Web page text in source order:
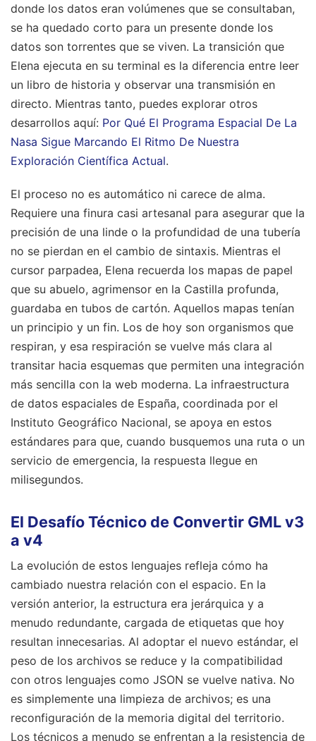
donde los datos eran volúmenes que se consultaban,
se ha quedado corto para un presente donde los
datos son torrentes que se viven. La transición que
Elena ejecuta en su terminal es la diferencia entre leer
un libro de historia y observar una transmisión en
directo. Mientras tanto, puedes explorar otros
desarrollos aquí: Por Qué El Programa Espacial De La
Nasa Sigue Marcando El Ritmo De Nuestra
Exploración Científica Actual.
El proceso no es automático ni carece de alma.
Requiere una finura casi artesanal para asegurar que la
precisión de una linde o la profundidad de una tubería
no se pierdan en el cambio de sintaxis. Mientras el
cursor parpadea, Elena recuerda los mapas de papel
que su abuelo, agrimensor en la Castilla profunda,
guardaba en tubos de cartón. Aquellos mapas tenían
un principio y un fin. Los de hoy son organismos que
respiran, y esa respiración se vuelve más clara al
transitar hacia esquemas que permiten una integración
más sencilla con la web moderna. La infraestructura
de datos espaciales de España, coordinada por el
Instituto Geográfico Nacional, se apoya en estos
estándares para que, cuando busquemos una ruta o un
servicio de emergencia, la respuesta llegue en
milisegundos.
El Desafío Técnico de Convertir GML v3
a v4
La evolución de estos lenguajes refleja cómo ha
cambiado nuestra relación con el espacio. En la
versión anterior, la estructura era jerárquica y a
menudo redundante, cargada de etiquetas que hoy
resultan innecesarias. Al adoptar el nuevo estándar, el
peso de los archivos se reduce y la compatibilidad
con otros lenguajes como JSON se vuelve nativa. No
es simplemente una limpieza de archivos; es una
reconfiguración de la memoria digital del territorio.
Los técnicos a menudo se enfrentan a la resistencia de